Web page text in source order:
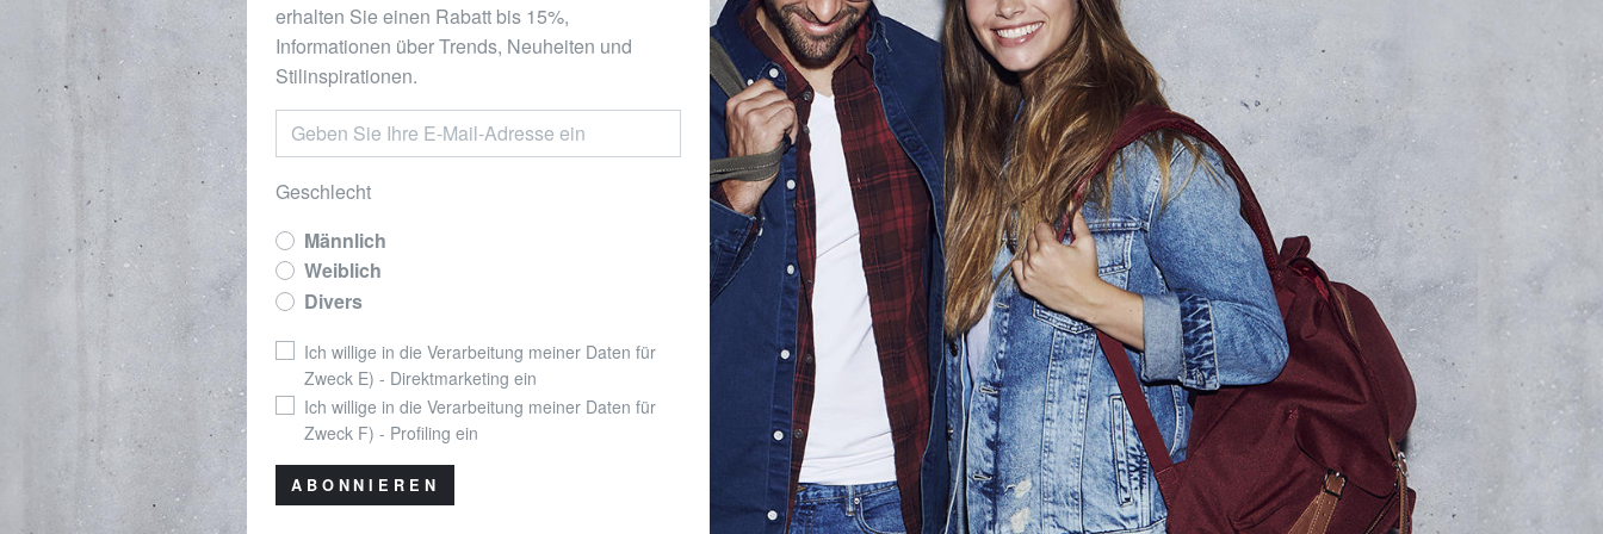
erhalten Sie einen Rabatt bis 15%,
Informationen über Trends, Neuheiten und
Stilinspirationen.
Geschlecht
Männlich
Weiblich
Divers
Ich willige in die Verarbeitung meiner Daten für
Zweck E) - Direktmarketing ein
Ich willige in die Verarbeitung meiner Daten für
Zweck F) - Profiling ein
ABONNIEREN